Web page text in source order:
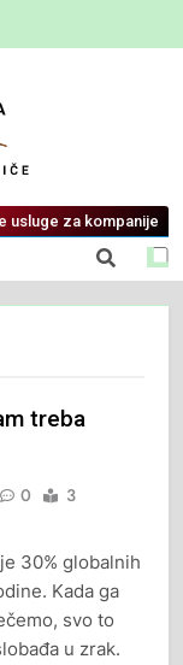
usluge za kompanije
treba
0
3
30% globalnih
Kada ga
svo to
u zrak.